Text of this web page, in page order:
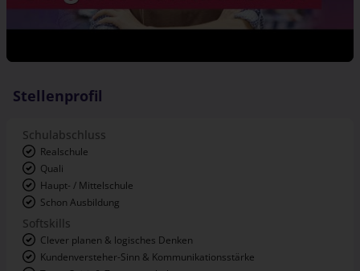
Stellenprofil
Schulabschluss
Quali
Haupt- / Mittelschule
Schon Ausbildung
Softskills
Clever planen & logisches Denken
Kundenversteher-Sinn & Kommunikationsstärke
Team-Spirit & Zusammenhalt
Lösungstalent & Offenheit für Feedback